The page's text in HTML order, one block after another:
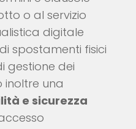
o al servizio
digitale
spostamenti fisici
gestione dei
una
e sicurezza